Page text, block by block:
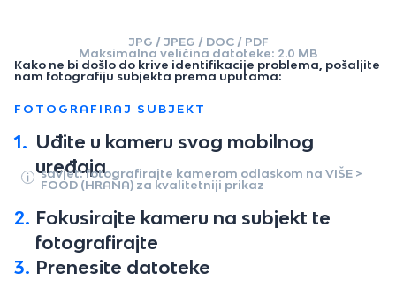
JPG / JPEG / DOC / PDF
Maksimalna veličina datoteke: 2.0 MB
Kako ne bi došlo do krive identifikacije problema, pošaljite
nam fotografiju subjekta prema uputama:
FOTOGRAFIRAJ SUBJEKT
1. Uđite u kameru svog mobilnog
uređaja
savjet: fotografirajte kamerom odlaskom na VIŠE >
FOOD (HRANA) za kvalitetniji prikaz
2. Fokusirajte kameru na subjekt te
fotografirajte
3. Prenesite datoteke